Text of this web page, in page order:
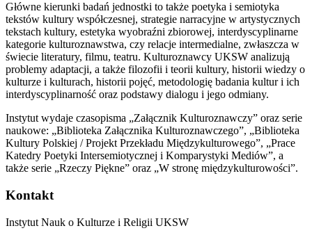
Główne kierunki badań jednostki to także poetyka i semiotyka
tekstów kultury współczesnej, strategie narracyjne w artystycznych
tekstach kultury, estetyka wyobraźni zbiorowej, interdyscyplinarne
kategorie kulturoznawstwa, czy relacje intermedialne, zwłaszcza w
świecie literatury, filmu, teatru. Kulturoznawcy UKSW analizują
problemy adaptacji, a także filozofii i teorii kultury, historii wiedzy o
kulturze i kulturach, historii pojęć, metodologię badania kultur i ich
interdyscyplinarność oraz podstawy dialogu i jego odmiany.
Instytut wydaje czasopisma „Załącznik Kulturoznawczy” oraz serie
naukowe: „Biblioteka Załącznika Kulturoznawczego”, „Biblioteka
Kultury Polskiej / Projekt Przekładu Międzykulturowego”, „Prace
Katedry Poetyki Intersemiotycznej i Komparystyki Mediów”, a
także serie „Rzeczy Piękne” oraz „W stronę międzykulturowości”.
Kontakt
Instytut Nauk o Kulturze i Religii UKSW